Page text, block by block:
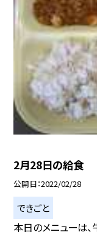
2月28日の給食
公開日 2022/02/28
できごと
本日のメニューは、